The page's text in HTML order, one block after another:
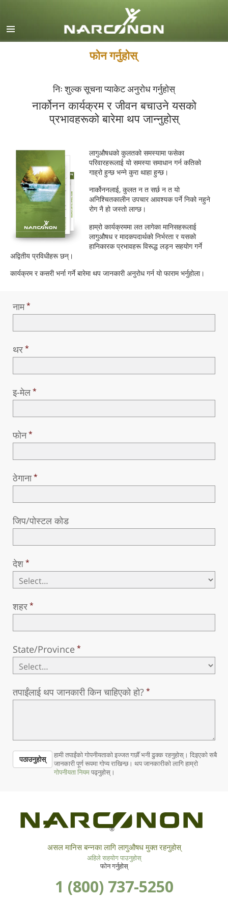
Dansk
Español
Français
Hebrew
Italiano
日本語 (Japanese)
Macedonian
Norsk
Portuguès
Русский (Russian)
Turkish
सबै क्षेत्र /भाषा
फोन गर्नुहोस्
निः शुल्क सूचना प्याकेट अनुरोध गर्नुहोस्
नार्कोनन कार्यक्रम र जीवन बचाउने यसको
प्रभावहरूको बारेमा थप जान्नुहोस्
लागुऔषधको कुलतको समस्यामा फसेका
परिवारहरूलाई यो समस्या समाधान गर्न कतिको
गाह्रो हुन्छ भन्ने कुरा थाहा हुन्छ।
नार्कोननलाई, कुलत न त सर्छ न त यो
अनिश्चितकालीन उपचार आवश्यक पर्ने निको नहुने
रोग नै हो जस्तो लाग्छ।
हाम्रो कार्यक्रममा लत लागेका मानिसहरूलाई
लागुऔषध र मादकपदार्थको निर्भरता र यसको
हानिकारक प्रभावहरू विरूद्ध लड्न सहयोग गर्ने
अद्वितीय प्रविधीहरू छन्।
कार्यक्रम र कसरी भर्ना गर्ने बारेमा थप जानकारी अनुरोध गर्न यो फाराम भर्नुहोला।
नाम
थर
इ-मेल
फोन
ठेगाना
जिप/पोस्टल कोड
देश
शहर
State/Province
तपाईंलाई थप जानकारी किन चाहिएको हो?
पठाउनुहोस्
हामी तपाईंको गोपनीयताको इज्जत गर्छौँ भनी ढुक्क रहनुहोस्। दिइएको सबै
जानकारी पूर्ण रूपमा गोप्य राखिन्छ। थप जानकारीको लागि हाम्रो
गोपनीयता नियमपढ्नुहोस्।
®
असल मानिस बन्नका लागि लागुऔषध मुक्त रहनुहोस्
अहिले सहयोग पाउनुहोस्
फोन गर्नुहोस्
1 (800) 737-5250